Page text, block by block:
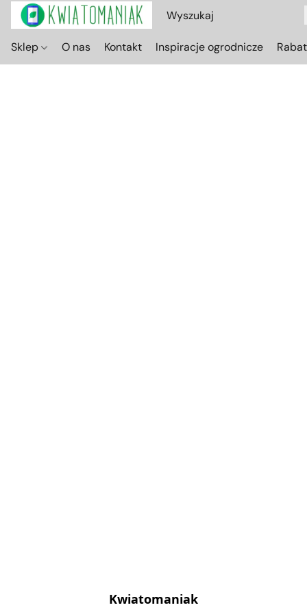
Sklep O nas Kontakt Inspiracje ogrodnicze
Kwiatomaniak